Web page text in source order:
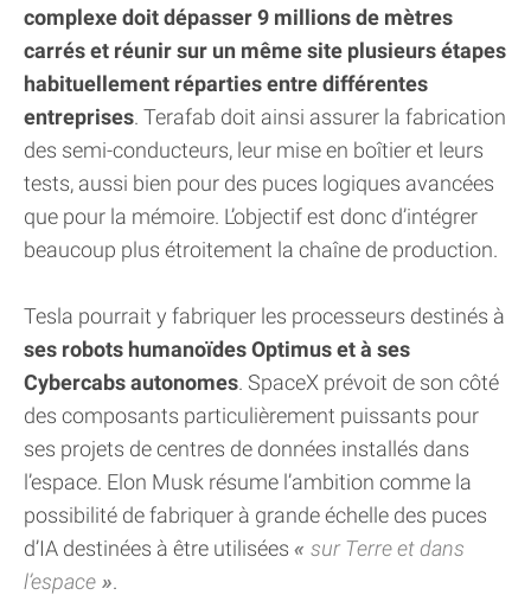
complexe doit dépasser 9 millions de mètres
carrés et réunir sur un même site plusieurs étapes
habituellement réparties entre différentes
entreprises. Terafab doit ainsi assurer la fabrication
des semi-conducteurs, leur mise en boîtier et leurs
tests, aussi bien pour des puces logiques avancées
que pour la mémoire. L’objectif est donc d’intégrer
beaucoup plus étroitement la chaîne de production.
Tesla pourrait y fabriquer les processeurs destinés à
ses robots humanoïdes Optimus et à ses
Cybercabs autonomes. SpaceX prévoit de son côté
des composants particulièrement puissants pour
ses projets de centres de données installés dans
l’espace. Elon Musk résume l’ambition comme la
possibilité de fabriquer à grande échelle des puces
d’IA destinées à être utilisées
sur Terre et dans
l’espace
.